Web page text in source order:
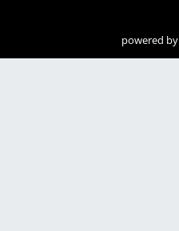
powered by